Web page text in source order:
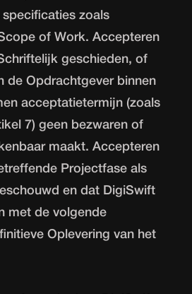
zoals
of Work. Accepteren
geschieden, of
de Opdrachtgever binnen
acceptatietermijn (zoals
7) geen bezwaren of
maakt. Accepteren
Projectfase als
en dat DigiSwift
met de volgende
Oplevering van het